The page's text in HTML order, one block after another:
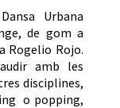
Urbana
de gom a
Rogelio Rojo.
amb les
disciplines,
o popping,